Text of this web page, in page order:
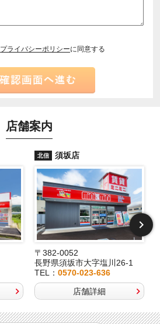
プライバシーポリシーに同意する
店舗案内
北信 須坂店
〒382-0052
長野県須坂市大字塩川26-1
TEL：0570-023-636
店舗詳細